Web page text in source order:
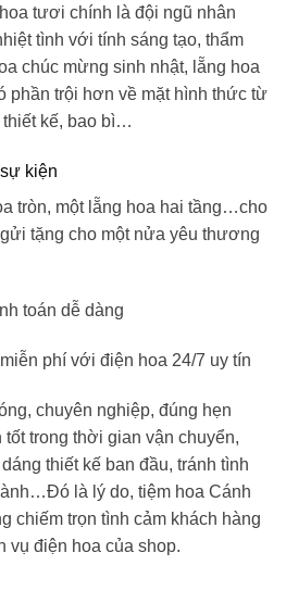
tươi chính là đội ngũ nhân
tình với tính sáng tạo, thẩm
chúc mừng sinh nhật, lẵng hoa
trội hơn về mặt hình thức từ
kế, bao bì…
kiện
tròn, một lẵng hoa hai tầng…cho
tặng cho một nửa yêu thương
toán dễ dàng
phí với điện hoa 24/7 uy tín
chuyên nghiệp, đúng hẹn
trong thời gian vận chuyển,
thiết kế ban đầu, tránh tình
là lý do, tiệm hoa Cánh
chiếm trọn tình cảm khách hàng
vụ điện hoa của shop.